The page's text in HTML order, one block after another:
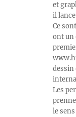
et
il
Ce
ont un
dessin
Les
le